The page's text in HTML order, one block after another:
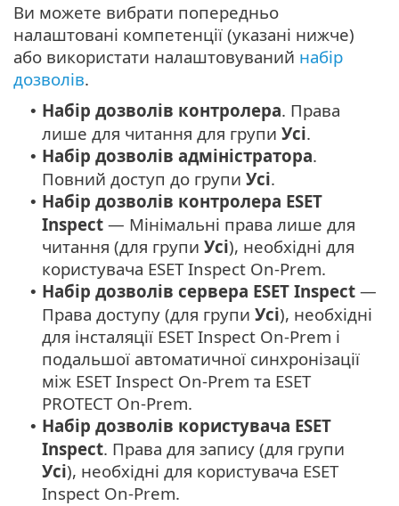
Ви можете вибрати попередньо
налаштовані компетенції (указані нижче)
або використати налаштовуваний набір
дозволів.
• Набір дозволів контролера. Права
лише для читання для групи Усі.
• Набір дозволів адміністратора.
Повний доступ до групи Усі.
• Набір дозволів контролера ESET
Inspect — Мінімальні права лише для
читання (для групи Усі), необхідні для
користувача ESET Inspect On-Prem.
• Набір дозволів сервера ESET Inspect —
Права доступу (для групи Усі), необхідні
для інсталяції ESET Inspect On-Prem і
подальшої автоматичної синхронізації
між ESET Inspect On-Prem та ESET
PROTECT On-Prem.
• Набір дозволів користувача ESET
Inspect. Права для запису (для групи
Усі), необхідні для користувача ESET
Inspect On-Prem.